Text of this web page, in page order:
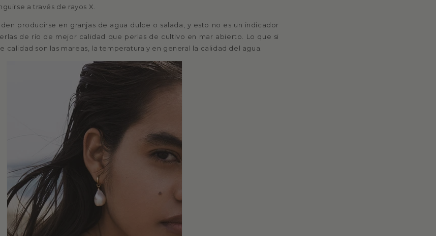
a través de rayos X.
producirse en granjas de agua dulce o salada, y esto no es un indicador
de río de mejor calidad que perlas de cultivo en mar abierto. Lo que si
calidad son las mareas, la temperatura y en general la calidad del agua.